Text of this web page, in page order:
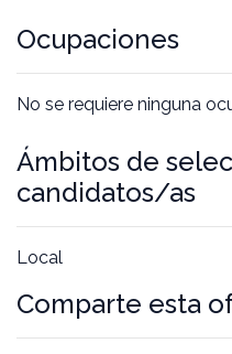
Ocupaciones
No se requiere ninguna
Ámbitos de
candidatos/as
Local
Comparte esta